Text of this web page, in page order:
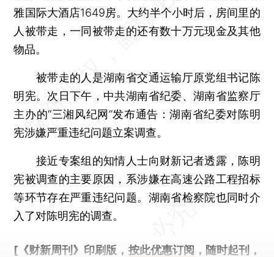
雅国际大酒店1649房。大约半个小时后，房间里的
人被带走，一同被带走的还有数十万元现金及其他
物品。
被带走的人是湖南省交通运输厅原党组书记陈
明宪。次日下午，中共湖南省纪委、湖南省监察厅
主办的“三湘风纪网”发布通告：湖南省纪委对陈明
宪涉嫌严重违纪问题立案调查。
接近专案组的知情人士向财新记者透露，陈明
宪被调查的主要原因，系涉嫌在高速公路工程招标
等环节存在严重违纪问题。湖南省检察院也同时介
入了对陈明宪的调查。
[《财新周刊》印刷版， 按此优惠订阅 ，随时起刊，